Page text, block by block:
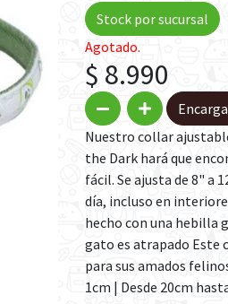
Stock por sucursal
Agotado.
$ 8.990
Nuestro collar
the Dark hará que
fácil. Se ajusta de 8" a
día, incluso en
hecho con una hebilla
gato es atrapado Este
para sus amados
1cm | Desde 20cm